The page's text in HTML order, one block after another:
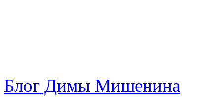
Блог Димы Мишенина